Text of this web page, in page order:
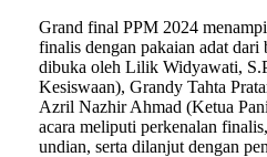
Grand final PPM 2024
finalis dengan pakaian adat dari
dibuka oleh Lilik Widyawati,
Kesiswaan), Grandy Tahta
Azril Nazhir Ahmad (Ketua
acara meliputi perkenalan
undian, serta dilanjut dengan